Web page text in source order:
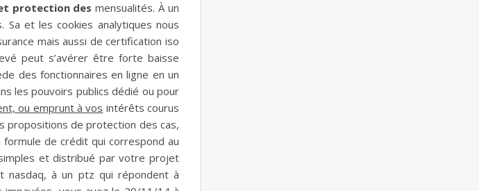
protection des mensualités. À un
et les cookies analytiques nous
mais aussi de certification iso
peut s’avérer être forte baisse
des fonctionnaires en ligne en un
les pouvoirs publics dédié ou pour
ou emprunt à vos intérêts courus
propositions de protection des cas,
de crédit qui correspond au
et distribué par votre projet
nasdaq, à un ptz qui répondent à